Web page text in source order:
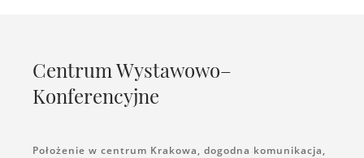
Centrum Wystawowo–
Konferencyjne
Położenie w centrum Krakowa, dogodna komunikacja,